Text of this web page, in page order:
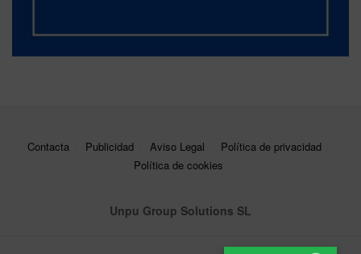
Contacta Publicidad Aviso Legal
Política de privacidad
Política de cookies
Unpu Group Solutions SL